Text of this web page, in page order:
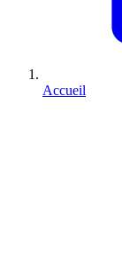
Accueil